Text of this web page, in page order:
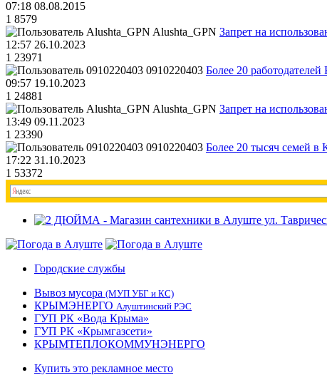
07:18 08.08.2015
1 8579
Alushta_GPN Запрет на
12:57 26.10.2023
1 23971
0910220403 Более 20
09:57 19.10.2023
1 24881
Alushta_GPN Запрет на
13:49 09.11.2023
1 23390
0910220403 Более 20 тысяч семей в
17:22 31.10.2023
1 53372
Городские службы
Вывоз мусора (МУП УБГ и КС)
КРЫМЭНЕРГО Алуштинский РЭС
ГУП РК «Вода Крыма»
ГУП РК «Крымгазсети»
КРЫМТЕПЛОКОММУНЭНЕРГО
Купить это рекламное место